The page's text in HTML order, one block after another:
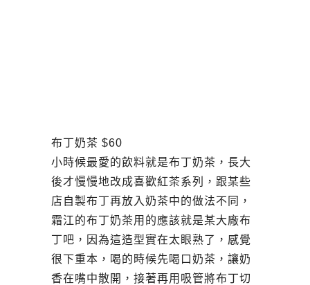
布丁奶茶 $60
小時候最愛的飲料就是布丁奶茶，長大
後才慢慢地改成喜歡紅茶系列，跟某些
店自製布丁再放入奶茶中的做法不同，
霜江的布丁奶茶用的應該就是某大廠布
丁吧，因為這造型實在太眼熟了，感覺
很下重本，喝的時候先喝口奶茶，讓奶
香在嘴中散開，接著再用吸管將布丁切